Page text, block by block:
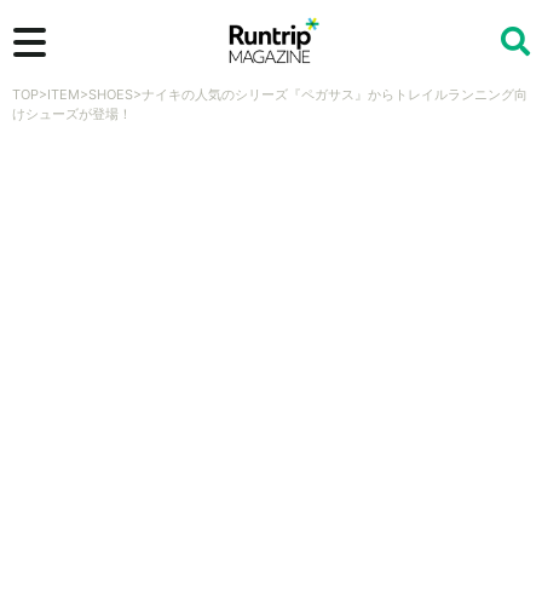
検索
TOP>ITEM>SHOES>ナイキの人気のシリーズ『ペガサス』からトレイルランニング向
けシューズが登場！